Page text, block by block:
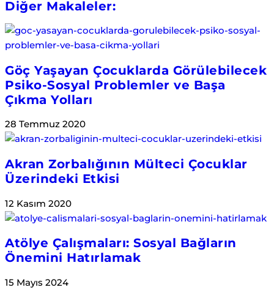
Diğer Makaleler:
Göç Yaşayan Çocuklarda Görülebilecek
Psiko-Sosyal Problemler ve Başa
Çıkma Yolları
28 Temmuz 2020
Akran Zorbalığının Mülteci Çocuklar
Üzerindeki Etkisi
12 Kasım 2020
Atölye Çalışmaları: Sosyal Bağların
Önemini Hatırlamak
15 Mayıs 2024